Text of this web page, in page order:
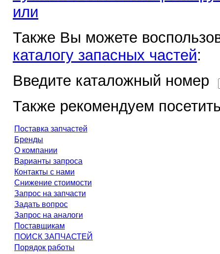
или
Также Вы можете
каталогу запасных частей:
Введите каталожный номер
Также рекомендуем
Поставка запчастей
Бренды
О компании
Варианты запроса
Контакты с нами
Снижение стоимости
Запрос на запчасти
Задать вопрос
Запрос на аналоги
Поставщикам
ПОИСК ЗАПЧАСТЕЙ
Порядок работы